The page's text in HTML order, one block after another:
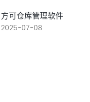
方可仓库管理软件
2025-07-08